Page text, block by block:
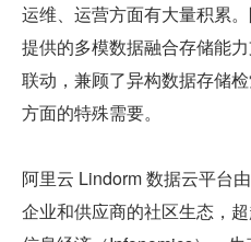
运维、运营方面有大量积累
提供的多模数据融合存储能
联动，兼顾了异构数据存储
方面的特殊需要。
阿里云 Lindorm 数据云平台
企业和供应商的社区生态，